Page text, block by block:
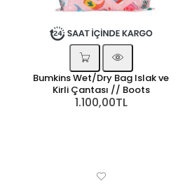
Bumkins Wet/Dry Bag Islak ve
Kirli Çantası // Boots
1.100,00TL